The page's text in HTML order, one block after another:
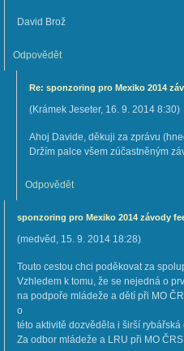
David Brož
Odpovědět
Re: sponzoring pro Mexiko 2014
(Krámek Jeseter, 16. 9. 2014 8:30)
Ahoj Davide, děkuji za zprávu
Držím palce všem zúčastněným
Odpovědět
sponzoring pro Mexiko 2014 závody
(medvěd , 15. 9. 2014 18:28)
Touto cestou chci poděkovat za
Vzhledem k tomu, že se nejedná o
na podpoře mládeže a dětí při MO
o
této aktivitě dozvěděla i širší rybářská
Za odbor mládeže a LRU při MO